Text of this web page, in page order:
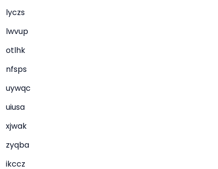
lyczs
lwvup
otlhk
nfsps
uywqc
uiusa
xjwak
zyqba
ikccz